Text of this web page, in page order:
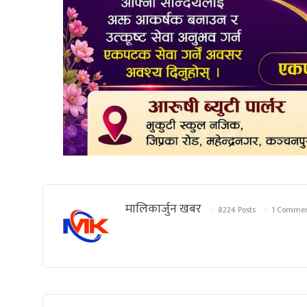
मालिकार्जुन खबर 8224 Posts 1